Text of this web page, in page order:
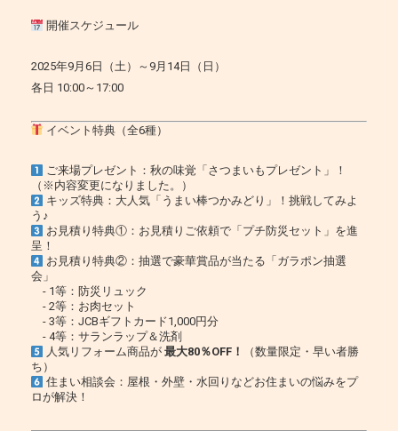
開催スケジュール
2025年9月6日（土）～9月14日（日）
各日 10:00～17:00
イベント特典（全6種）
ご来場プレゼント：秋の味覚「さつまいもプレゼント」！
（※内容変更になりました。）
キッズ特典：大人気「うまい棒つかみどり」！挑戦してみよ
う♪
お見積り特典①：お見積りご依頼で「プチ防災セット」を進
呈！
お見積り特典②：抽選で豪華賞品が当たる「ガラポン抽選
会」
- 1等：防災リュック
- 2等：お肉セット
- 3等：JCBギフトカード1,000円分
- 4等：サランラップ＆洗剤
人気リフォーム商品が最大80％OFF！
（数量限定・早い者勝
ち）
住まい相談会：屋根・外壁・水回りなどお住まいの悩みをプ
ロが解決！